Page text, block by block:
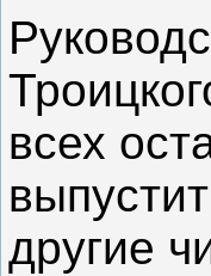
всех
другие